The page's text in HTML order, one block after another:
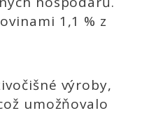
1,1 % z
výroby,
umožňovalo